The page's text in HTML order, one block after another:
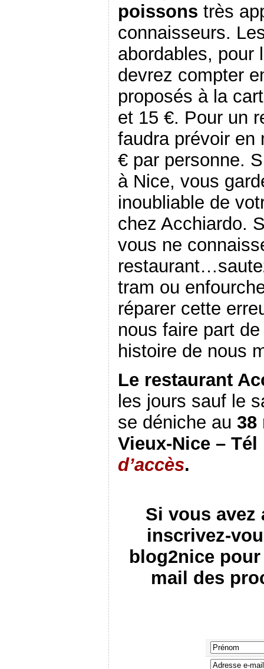
poissons très
connaisseurs.
abordables, pour
devrez compter
proposés à la
et 15 €. Pour un
faudra prévoir en
€ par personne.
à Nice, vous
inoubliable de
chez Acchiardo.
vous ne
tram ou
réparer cette
nous faire part
histoire de nous
Le restaurant
les jours sauf le
se déniche au 38
Vieux-Nice –
d’accès.
Si vous avez
inscrivez-
blog2nice
mail des